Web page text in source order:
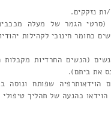
ות נזקקים.
הגמר של מעלה
כחומר חינוכי לקהילות
(הנשים החרדיות מקבלות
את ביתם).
הוידאותרפיה שפותח
כהנעה של תהליך טיפולי